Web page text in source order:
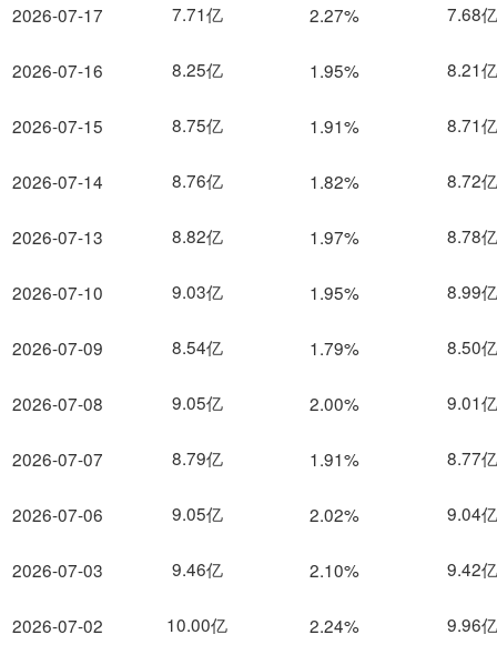
2026-07-17
2026-07-16
2026-07-15
2026-07-14
2026-07-13
2026-07-10
2026-07-09
2026-07-08
2026-07-07
2026-07-06
2026-07-03
2026-07-02
7.71亿 2.27% 7.68亿
8.25亿 1.95% 8.21亿
8.75亿 1.91% 8.71亿
8.76亿 1.82% 8.72亿
8.82亿 1.97% 8.78亿
9.03亿 1.95% 8.99亿
8.54亿 1.79% 8.50亿
9.05亿 2.00% 9.01亿
8.79亿 1.91% 8.77亿
9.05亿 2.02% 9.04亿
9.46亿 2.10% 9.42亿
10.00亿 2.24% 9.96亿